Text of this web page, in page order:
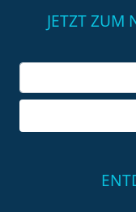
JETZT ZUM